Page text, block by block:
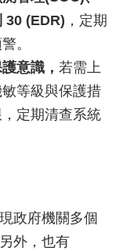
30 (EDR) ，定期
。
意識， 若需上
等級與保護措
定期清查系統
政府機關多個
外，也有